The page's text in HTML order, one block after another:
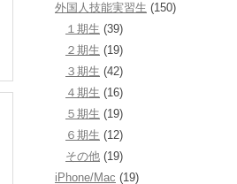
外国人技能実習生 (150)
１期生 (39)
２期生 (19)
３期生 (42)
４期生 (16)
５期生 (19)
６期生 (12)
その他 (19)
iPhone/Mac (19)